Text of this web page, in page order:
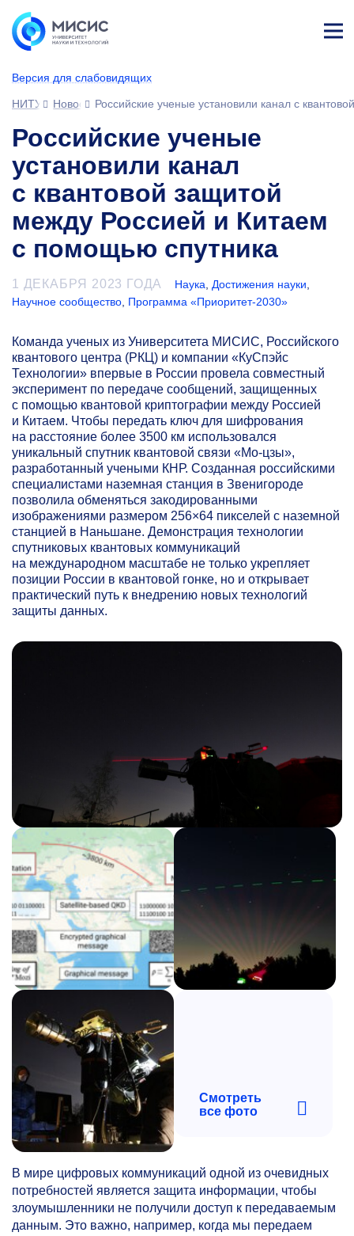
Версия для слабовидящих
ине
НИТУ МИСИС
НовостиРоссийские ученые установили канал с
Российские ученые
установили канал
с квантовой защитой
между Россией и Китаем
с помощью спутника
1 ДЕКАБРЯ 2023 ГОДА Наука Достижения науки
Научное сообщество Программа «Приоритет-2030»
Команда ученых из Университета МИСИС, Российского
квантового центра (РКЦ) и компании «КуСпэйс
Технологии» впервые в России провела совместный
эксперимент по передаче сообщений, защищенных
с помощью квантовой криптографии между Россией
и Китаем. Чтобы передать ключ для шифрования
на расстояние более 3500 км использовался
уникальный спутник квантовой связи «Мо-цзы»,
разработанный учеными КНР. Созданная российскими
специалистами наземная станция в Звенигороде
позволила обменяться закодированными
изображениями размером 256×64 пикселей с наземной
станцией в Наньшане. Демонстрация технологии
спутниковых квантовых коммуникаций
на международном масштабе не только укрепляет
позиции России в квантовой гонке, но и открывает
практический путь к внедрению новых технологий
защиты данных.
Смотреть
все фото
В мире цифровых коммуникаций одной из очевидных
потребностей является защита информации, чтобы
злоумышленники не получили доступ к передаваемым
данным. Это важно, например, когда мы передаем